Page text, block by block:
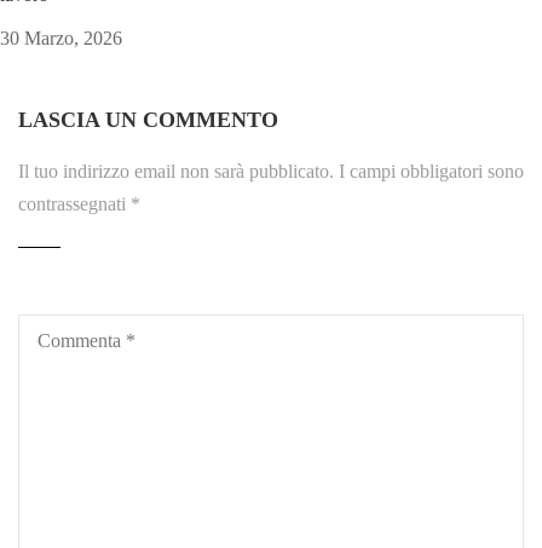
30 Marzo, 2026
LASCIA UN COMMENTO
Il tuo indirizzo email non sarà pubblicato. I campi obbligatori sono
contrassegnati *